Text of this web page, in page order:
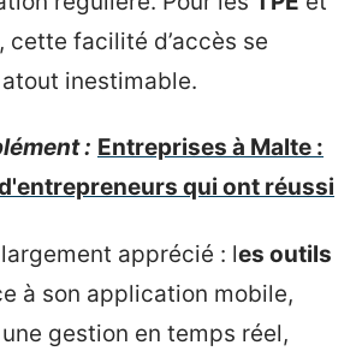
cette facilité d’accès se
inestimable.
: Entreprises à Malte :
qui ont réussi
apprécié : les outils
à son application mobile,
gestion en temps réel,